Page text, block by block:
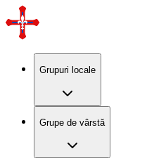
Grupuri locale
Grupe de vârstă